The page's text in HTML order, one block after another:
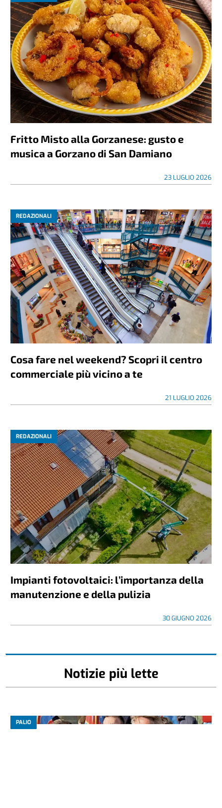
Fritto Misto alla Gorzanese: gusto e
musica a Gorzano di San Damiano
23 LUGLIO 2026
REDAZIONALI
Cosa fare nel weekend? Scopri il centro
commerciale più vicino a te
21 LUGLIO 2026
REDAZIONALI
Impianti fotovoltaici: l’importanza della
manutenzione e della pulizia
30 GIUGNO 2026
Notizie più lette
PALIO